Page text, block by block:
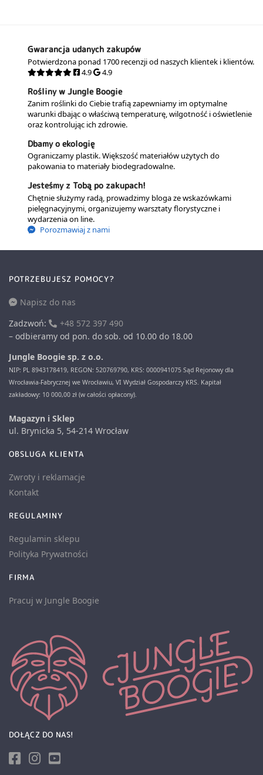
Gwarancja udanych zakupów
Potwierdzona ponad 1700 recenzji od naszych klientek i klientów.
4.9
4.9
Rośliny w Jungle Boogie
Zanim roślinki do Ciebie trafią zapewniamy im optymalne
warunki dbając o właściwą temperaturę, wilgotność i oświetlenie
oraz kontrolując ich zdrowie.
Dbamy o ekologię
Ograniczamy plastik. Większość materiałów użytych do
pakowania to materiały biodegradowalne.
Jesteśmy z Tobą po zakupach!
Chętnie służymy radą, prowadzimy bloga ze wskazówkami
pielęgnacyjnymi, organizujemy warsztaty florystyczne i
wydarzenia on line.
Porozmawiaj z nami
POTRZEBUJESZ POMOCY?
Napisz do nas
Zadzwoń:
+48 572 397 490
– odbieramy od pon. do sob. od 10.00 do 18.00
Jungle Boogie sp. z o.o.
NIP: PL 8943178419, REGON: 520769790, KRS: 0000941075 Sąd Rejonowy dla
Wrocławia-Fabrycznej we Wrocławiu, VI Wydział Gospodarczy KRS. Kapitał
zakładowy: 10 000,00 zł (w całości opłacony).
Magazyn i Sklep
ul. Brynicka 5, 54-214 Wrocław
OBSLUGA KLIENTA
Zwroty i reklamacje
Kontakt
REGULAMINY
Regulamin sklepu
Polityka Prywatności
FIRMA
Pracuj w Jungle Boogie
DOŁĄCZ DO NAS!